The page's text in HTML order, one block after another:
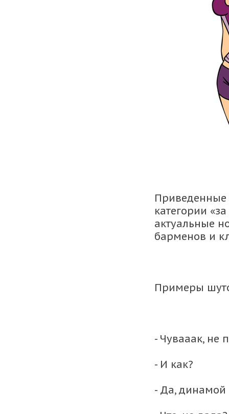
категории
актуальные
барменов и
Примеры
- Чувааак, не
- И как?
- Да, динамой